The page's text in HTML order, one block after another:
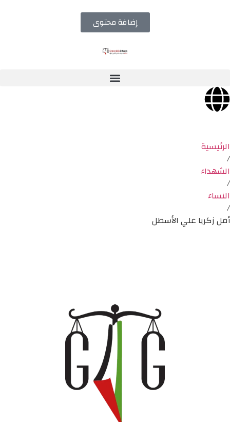
إضافة محتوى
الرئيسية
/
الشهداء
/
النساء
/
أمل زكريا علي الأسطل